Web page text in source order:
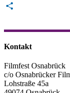
Email
Kontakt
Filmfest Osnabrück
c/o Osnabrücker
Lohstraße 45a